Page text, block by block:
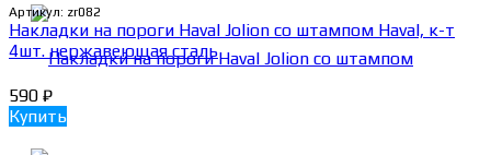
Артикул: zr082
Накладки на пороги Haval Jolion со штампом Haval, к-т
4шт. нержавеющая сталь
590 ₽
Купить